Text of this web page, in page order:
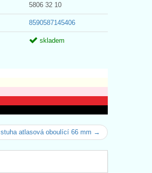
5806 32 10
8590587145406
skladem
stuha atlasová oboulící 66 mm →